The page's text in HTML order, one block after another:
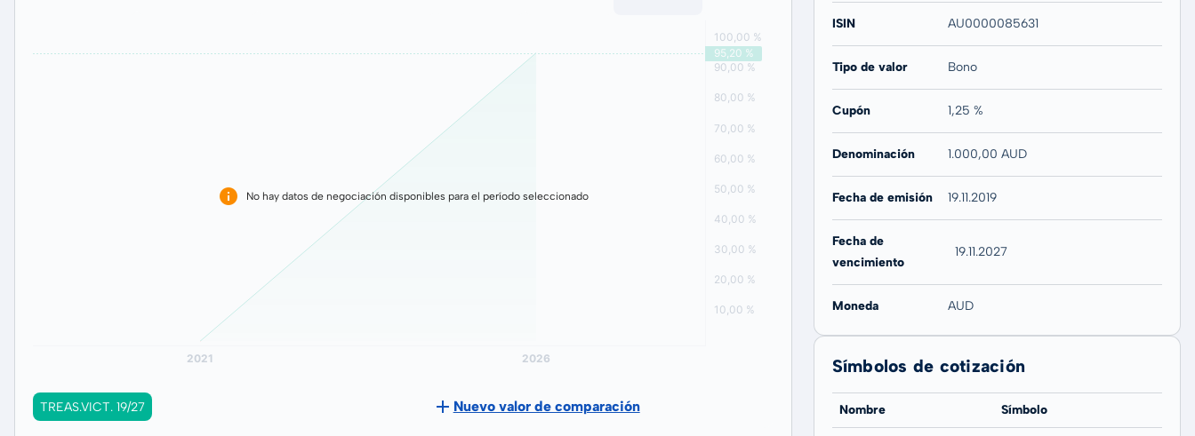
No hay datos de negociación disponibles para el período seleccionado
TREAS.VICT. 19/27 Nuevo valor de comparación
ISIN AU0000085631
Tipo de valor Bono
Cupón 1,25 %
Denominación 1.000,00 AUD
Fecha de emisión 19.11.2019
Fecha de
vencimiento
19.11.2027
Moneda AUD
Símbolos de cotización
Nombre Símbolo